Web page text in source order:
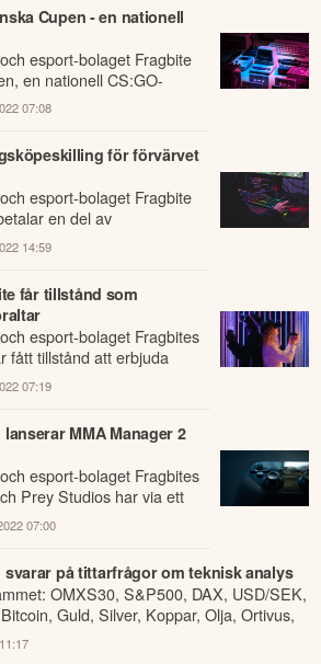
Cupen - en nationell
esport-bolaget Fragbite
en nationell CS:GO-
Expressen och Space.
07:08
för förvärvet
esport-bolaget Fragbite
en del av
Lucky Kat som totalt kan...
14:59
får tillstånd som
esport-bolaget Fragbites
fått tillstånd att erbjuda
genom en licen...
07:19
MMA Manager 2
esport-bolaget Fragbites
Prey Studios har via ett
Point lans...
07:00
svarar på tittarfrågor om teknisk analys
OMXS30, S&P500, DAX, USD/SEK,
Guld, Silver, Koppar, Olja, Ortivus,